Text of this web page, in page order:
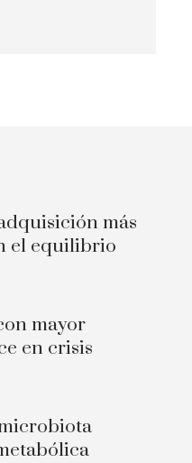
más
el equilibrio
mayor
en crisis